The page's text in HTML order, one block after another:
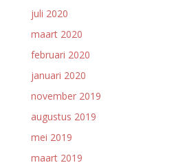
juli 2020
maart 2020
februari 2020
januari 2020
november 2019
augustus 2019
mei 2019
maart 2019